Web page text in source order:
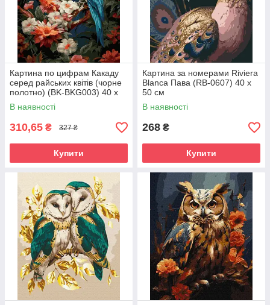
Картина по цифрам Какаду
серед райських квітів (чорне
полотно) (BK-BKG003) 40 х
50 см
В наявності
310,65 ₴ 327 ₴
Купити
Картина за номерами Riviera
Blanca Пава (RB-0607) 40 х
50 см
В наявності
268 ₴
Купити